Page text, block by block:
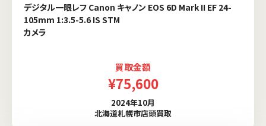
デジタル一眼レフ Canon キャノン EOS 6D Mark II EF 24-
105mm 1:3.5-5.6 IS STM
カメラ
買取金額
¥75,600
2024年10月
北海道札幌市店頭買取